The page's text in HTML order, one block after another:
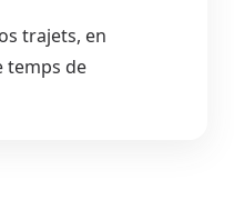
trajets, en
temps de